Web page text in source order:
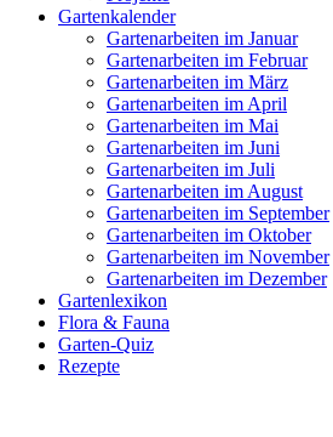
Gartenkalender
Gartenarbeiten im Januar
Gartenarbeiten im Februar
Gartenarbeiten im März
Gartenarbeiten im April
Gartenarbeiten im Mai
Gartenarbeiten im Juni
Gartenarbeiten im Juli
Gartenarbeiten im August
Gartenarbeiten im September
Gartenarbeiten im Oktober
Gartenarbeiten im November
Gartenarbeiten im Dezember
Gartenlexikon
Flora & Fauna
Garten-Quiz
Rezepte